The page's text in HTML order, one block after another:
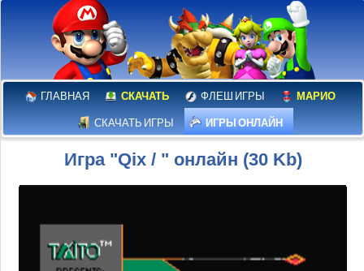
ГЛАВНАЯ СКАЧАТЬ ФЛЕШ ИГРЫ МАРИО
СКАЧАТЬ ИГРЫ ИГРЫ ОНЛАЙН
Игра "Qix / " онлайн (30 Kb)